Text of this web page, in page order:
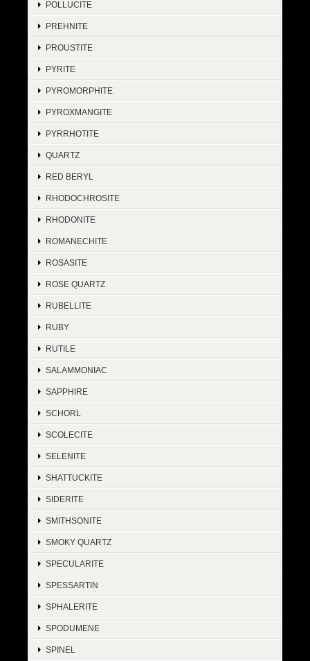
POLLUCITE
PREHNITE
PROUSTITE
PYRITE
PYROMORPHITE
PYROXMANGITE
PYRRHOTITE
QUARTZ
RED BERYL
RHODOCHROSITE
RHODONITE
ROMANECHITE
ROSASITE
ROSE QUARTZ
RUBELLITE
RUBY
RUTILE
SALAMMONIAC
SAPPHIRE
SCHORL
SCOLECITE
SELENITE
SHATTUCKITE
SIDERITE
SMITHSONITE
SMOKY QUARTZ
SPECULARITE
SPESSARTIN
SPHALERITE
SPODUMENE
SPINEL